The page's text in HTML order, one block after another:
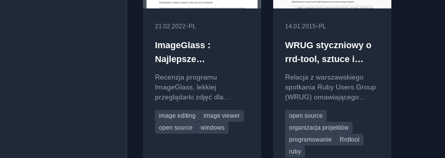
21.02.2022• PL
ImageGlass :
Najlepsze
przeglądanie zdjęć
Recenzja programu
ImageGlass, lekkiej
przeglądarki zdjęć dla
zalety i wady.
image editing
image viewer
open source
windows
14.01.2015• PL
WRUG styczniowy o
rrd-tool, sztuce i
organizowaniu
projektów
Relacja z warszawskiego
spotkania Ruby Users Group
(WRUG) omawiającego
programowaniu oraz
organizację projektów IT.
open source
organizacja projektów
programowanie
Rrdtool
ruby